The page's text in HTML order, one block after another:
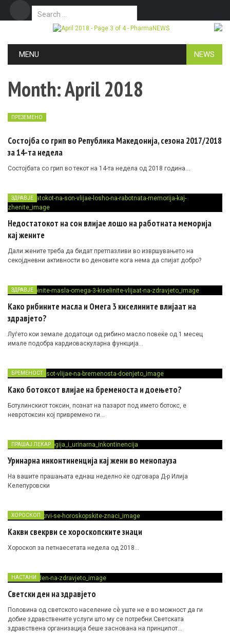
Search for:
MENU NEWS
Month:April 2018
ПРЕЗЕМЕНО
Состојба со грип во Република Македонија, сезона 2017/2018
за 14-та недела
Состојбата со грип во текот на 14-та недела од 2018 година…
ЗДРАВЈЕ
Недостатокот на сон влијае лошо на работната меморија
кај жените
Дали жените треба да бидат претпазливи во извршувањето на
секојдневни активности во деновите кога нема да спијат добро?
ЗДРАВЈЕ
Како рибините масла и Омега 3 киселините влијаат на
здравјето?
Луѓето кои земале додатоци од рибино масло повеќе од 1 месец
имале подобра кардиоваскуларна функција…
БРЕМЕНОСТ
Како ботоксот влијае на бременоста и доењето?
Ботулинскиот токсин, познат на пазарот под името ботокс, е
невротоксин кој привремено ги…
ПРАШАЈ ЛЕКАР
Уринарна инконтиненција кај жени во менопауза
На вашите прашањата еднаш неделно ќе одговара Д-р Илија
Келепуровски
ХОРОСКОП
Какви свекрви се хороскопските знаци
Хороскоп за петнаесетата недела од 2018…
НАСТАНИ
Светски ден на здравјето
Половина од светското население сè уште не е во можност да ги
добие здравствените услуги што му се потребни.Светската
здравствена организација беше заснована на принципот…